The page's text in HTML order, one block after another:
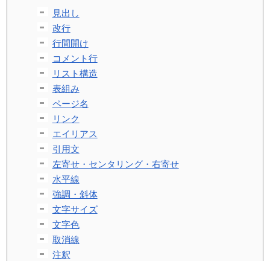
見出し
改行
行間開け
コメント行
リスト構造
表組み
ページ名
リンク
エイリアス
引用文
左寄せ・センタリング・右寄せ
水平線
強調・斜体
文字サイズ
文字色
取消線
注釈